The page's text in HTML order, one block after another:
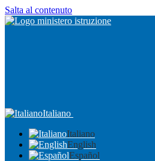
Salta al contenuto
Italiano
Italiano
English
Español